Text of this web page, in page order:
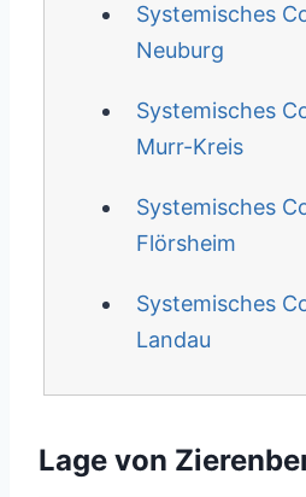
Systemisches
Neuburg
Systemisches
Murr-Kreis
Systemisches
Flörsheim
Systemisches
Landau
Lage von